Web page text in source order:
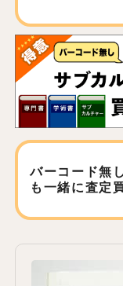
バーコード無
も 一緒に査定